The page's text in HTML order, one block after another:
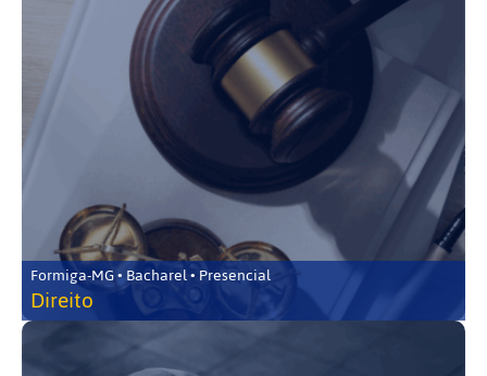
Formiga-MG • Bacharel • Presencial
Direito